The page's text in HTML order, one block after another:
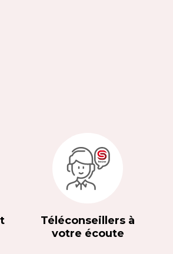
Téléconseillers à
votre écoute